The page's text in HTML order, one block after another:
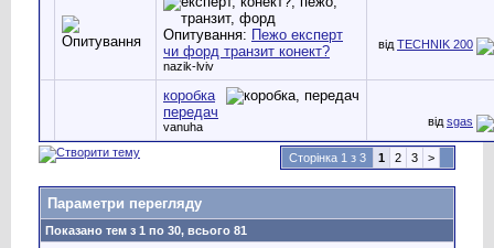
Опитування: Пежо експерт
чи форд транзит конект?
nazik-lviv
від TECHNIK 200
коробка
передач
vanuha від sgas
Сторінка 1 з 3 1 2 3 >
Параметри перегляду
Показано тем з 1 по 30, всього 81